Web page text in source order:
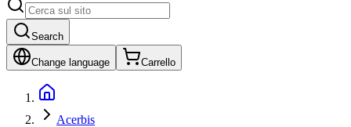
Search
Change language Carrello
Acerbis